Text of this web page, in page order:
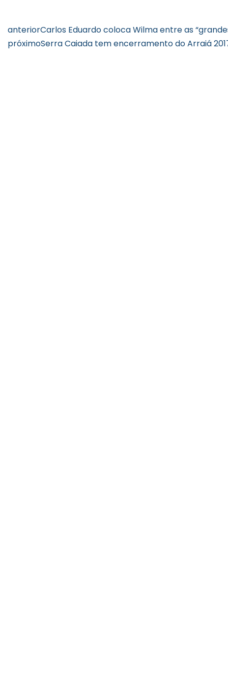
anteriorCarlos Eduardo coloca Wilma entre as
próximoSerra Caiada tem encerramento do Arraiá